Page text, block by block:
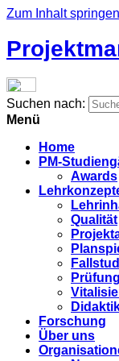
Zum Inhalt springen
Suchen nach:
Menü
Home
PM-
Awards
Qualität
Forschung
Über uns